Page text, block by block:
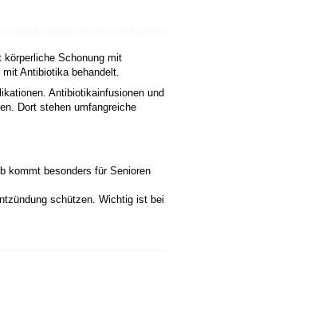
körperliche Schonung mit
Antibiotika behandelt.
Antibiotikainfusionen und
Dort stehen umfangreiche
kommt besonders für Senioren
schützen. Wichtig ist bei